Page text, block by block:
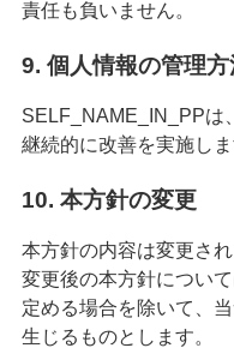
責任も負いません。
9. 個人情報の管理
SELF_NAME_IN_PPは
継続的に改善を実施しま
10. 本方針の変更
本方針の内容は変更さ
変更後の本方針につい
定める場合を除いて、
生じるものとします。